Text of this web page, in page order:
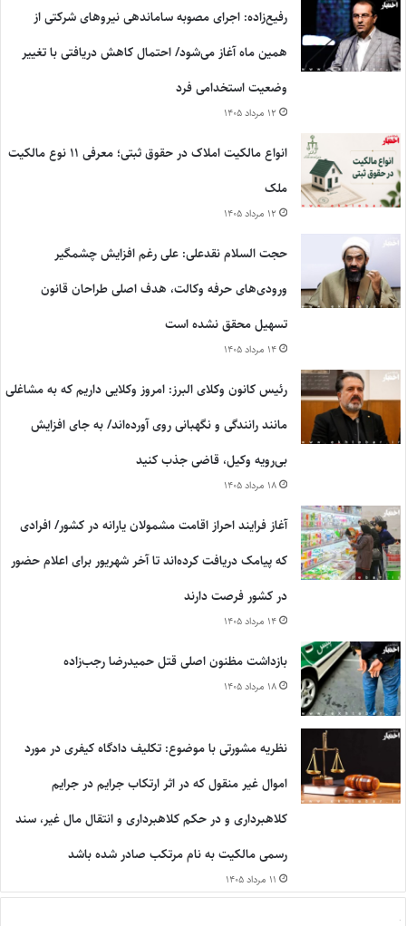
رفیع‌زاده: اجرای مصوبه ساماندهی نیروهای شرکتی از
همین ماه آغاز می‌شود/ احتمال کاهش دریافتی با تغییر
وضعیت استخدامی فرد
۱۲ مرداد ۱۴۰۵
انواع مالکیت املاک در حقوق ثبتی؛ معرفی ۱۱ نوع مالکیت
ملک
۱۲ مرداد ۱۴۰۵
حجت السلام نقدعلی: علی رغم افزایش چشمگیر
ورودی‌های حرفه وکالت، هدف اصلی طراحان قانون
تسهیل محقق نشده است
۱۴ مرداد ۱۴۰۵
رئیس کانون وکلای البرز: امروز وکلایی داریم که به مشاغلی
مانند رانندگی و نگهبانی روی آورده‌اند/ به جای افزایش
بی‌رویه وکیل، قاضی جذب کنید
۱۸ مرداد ۱۴۰۵
آغاز فرایند احراز اقامت مشمولان یارانه در کشور/ افرادی
که پیامک دریافت کرده‌اند تا آخر شهریور برای اعلام حضور
در کشور فرصت دارند
۱۴ مرداد ۱۴۰۵
بازداشت مظنون اصلی قتل حمیدرضا رجب‌زاده
۱۸ مرداد ۱۴۰۵
نظریه مشورتی با موضوع: تکلیف دادگاه کیفری در مورد
اموال غیر منقول که در اثر ارتکاب جرایم در جرایم
کلاهبرداری و در حکم کلاهبرداری و انتقال مال غیر، سند
رسمی مالکیت به نام مرتکب صادر شده باشد
۱۱ مرداد ۱۴۰۵